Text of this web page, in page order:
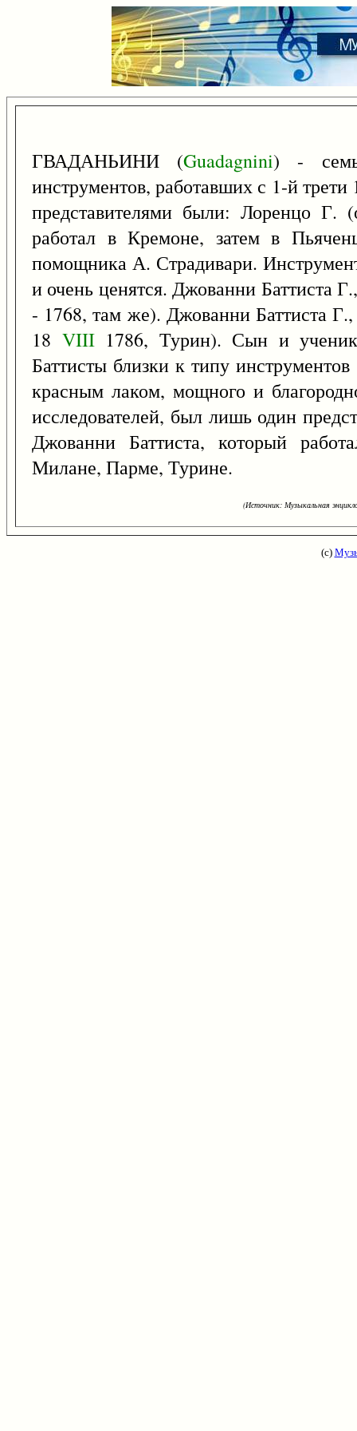
ГВАДАНЬИНИ (Guadagnini) -
инструментов, работавших с 1-й
представителями были: Лоренцо
работал в Кремоне, затем в
помощника А. Страдивари.
и очень ценятся. Джованни Баттиста
- 1768, там же). Джованни Баттиста
18 VIII1786, Турин). Сын и
Баттисты близки к типу
красным лаком, мощного и
исследователей, был лишь один
Джованни Баттиста, который
Милане, Парме, Турине.
(Источник: Музыкальная
(с)